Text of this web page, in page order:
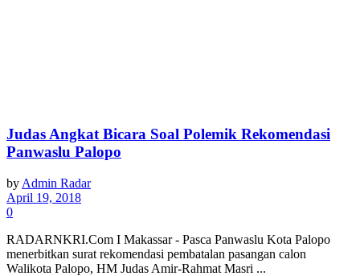
Judas Angkat Bicara Soal Polemik Rekomendasi
Panwaslu Palopo
by Admin Radar
April 19, 2018
0
RADARNKRI.Com I Makassar - Pasca Panwaslu Kota Palopo
menerbitkan surat rekomendasi pembatalan pasangan calon
Walikota Palopo, HM Judas Amir-Rahmat Masri ...